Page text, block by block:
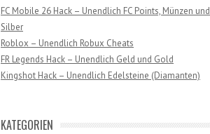
FC Mobile 26 Hack – Unendlich FC Points, Münzen und
Silber
Roblox – Unendlich Robux Cheats
FR Legends Hack – Unendlich Geld und Gold
Kingshot Hack – Unendlich Edelsteine (Diamanten)
KATEGORIEN